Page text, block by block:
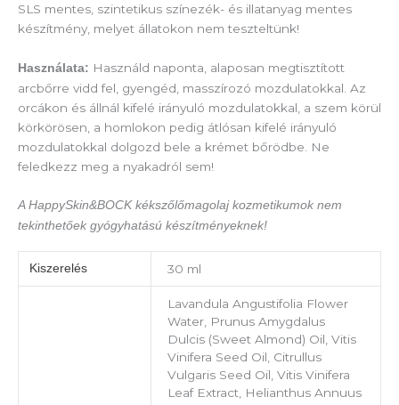
SLS mentes, szintetikus színezék- és illatanyag mentes
készítmény, melyet állatokon nem teszteltünk!
Használata: Használd naponta, alaposan megtisztított
arcbőrre vidd fel, gyengéd, masszírozó mozdulatokkal. Az
orcákon és állnál kifelé irányuló mozdulatokkal, a szem körül
körkörösen, a homlokon pedig átlósan kifelé irányuló
mozdulatokkal dolgozd bele a krémet bőrödbe. Ne
feledkezz meg a nyakadról sem!
A HappySkin&BOCK kékszőlőmagolaj kozmetikumok nem
tekinthetőek gyógyhatású készítményeknek!
Kiszerelés 30 ml
Lavandula Angustifolia Flower
Water, Prunus Amygdalus
Dulcis (Sweet Almond) Oil, Vitis
Vinifera Seed Oil, Citrullus
Vulgaris Seed Oil, Vitis Vinifera
Leaf Extract, Helianthus Annuus